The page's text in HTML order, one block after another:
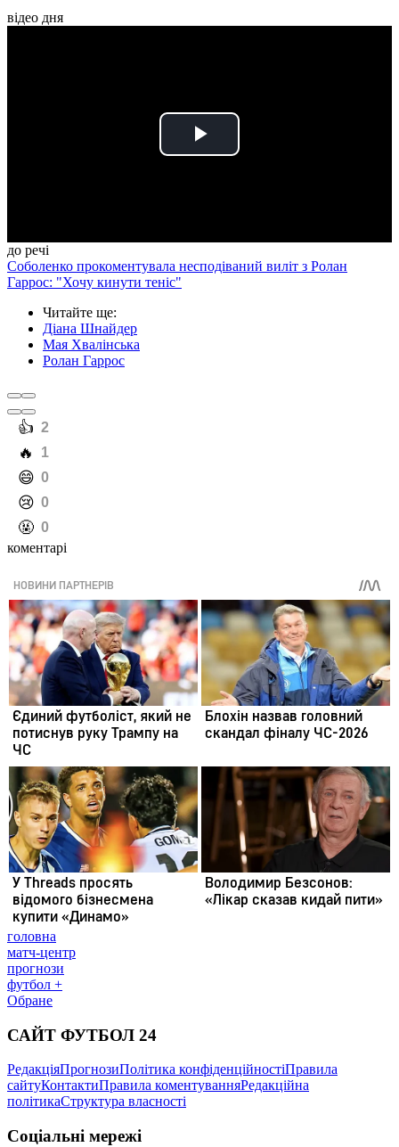
відео дня
Play
до речі
Соболенко прокоментувала несподіваний виліт з Ролан
Гаррос: "Хочу кинути теніс"
Читайте ще:
Діана Шнайдер
Мая Хвалінська
Ролан Гаррос
️👍 2
️🔥 1
️😄 0
️😢 0
️🤬 0
коментарі
головна
матч-центр
прогнози
футбол +
Обране
САЙТ ФУТБОЛ 24
РедакціяПрогнозиПолітика конфіденційностіПравила
сайтуКонтактиПравила коментуванняРедакційна
політикаСтруктура власності
Соціальні мережі